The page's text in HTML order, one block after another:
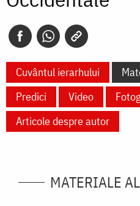
Cuvântul ierarhului
Predici
Video
Articole despre autor
MATERIALE